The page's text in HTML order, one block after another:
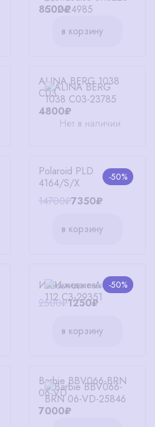
8500₽
в корзину
ALINA BERG 1038
C03
4800₽
Нет в наличии
-50%
Polaroid PLD
4164/S/X
14700₽7350₽
в корзину
-50%
Имиджевые A 112 C3
2500₽1250₽
в корзину
Barbie BBV066-BRN
06-VD
7000₽